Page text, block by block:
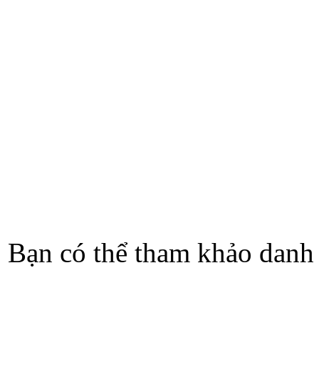
Bạn có thể tham khảo